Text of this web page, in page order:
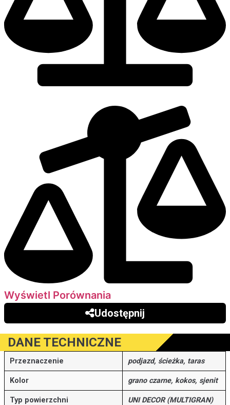
Wyświetl Porównania
Udostępnij
DANE TECHNICZNE
Przeznaczenie podjazd, ścieżka, taras
Kolor grano czarne, kokos, sjenit
Typ powierzchni UNI DECOR (MULTIGRAN)